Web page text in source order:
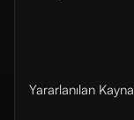
Yararlanılan